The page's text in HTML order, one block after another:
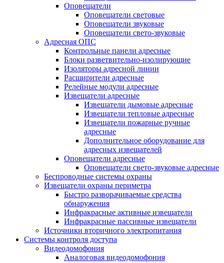
Оповещатели
Оповещатели световые
Оповещатели звуковые
Оповещатели свето-звуковые
Адресная ОПС
Контрольные панели адресные
Блоки разветвительно-изолирующие
Изоляторы адресной линии
Расширители адресные
Релейные модули адресные
Извещатели адресные
Извещатели дымовые адресные
Извещатели тепловые адресные
Извещатели пожарные ручные
адресные
Дополнительное оборудование для
адресных извещателей
Оповещатели адресные
Оповещатели свето-звуковые адресные
Беспроводные системы охраны
Извещатели охраны периметра
Быстро разворачиваемые средства
обнаружения
Инфракрасные активные извещатели
Инфракрасные пассивные извещатели
Источники вторичного электропитания
Системы контроля доступа
Видеодомофония
Аналоговая видеодомофония